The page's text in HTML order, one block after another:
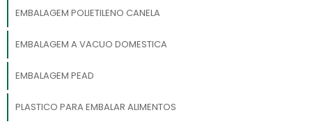
EMBALAGEM POLIETILENO CANELA
EMBALAGEM A VACUO DOMESTICA
EMBALAGEM PEAD
PLASTICO PARA EMBALAR ALIMENTOS